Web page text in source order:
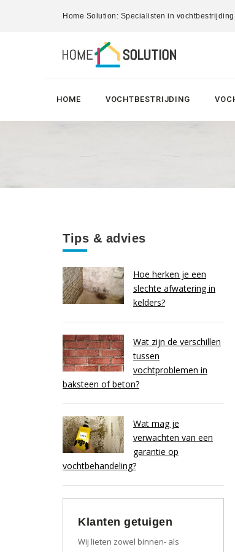
Home Solution: Specialisten in
HOME VOCHTBESTRIJDING
Tips & advies
Hoe herken je een
slechte afwatering in
kelders?
Wat zijn de verschillen
tussen
vochtproblemen in
baksteen of beton?
Wat mag je
verwachten van een
garantie op
vochtbehandeling?
Klanten getuigen
Wij lieten zowel binnen- als